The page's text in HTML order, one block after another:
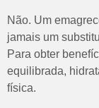
Não. Um
jamais um
Para obter
equilibrada,
física.